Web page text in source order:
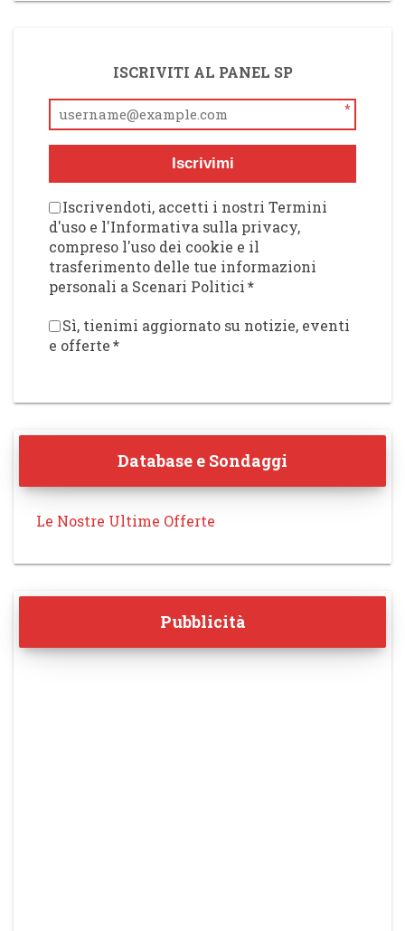
ISCRIVITI AL PANEL SP
*
Iscrivimi
Iscrivendoti, accetti i nostri Termini
d'uso e l'Informativa sulla privacy,
compreso l'uso dei cookie e il
trasferimento delle tue informazioni
personali a Scenari Politici*
Sì, tienimi aggiornato su notizie, eventi
e offerte*
Database e Sondaggi
Le Nostre Ultime Offerte
Pubblicità